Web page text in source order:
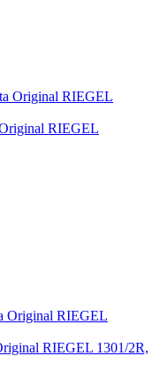
RIEGEL
RIEGEL 1301/2R,